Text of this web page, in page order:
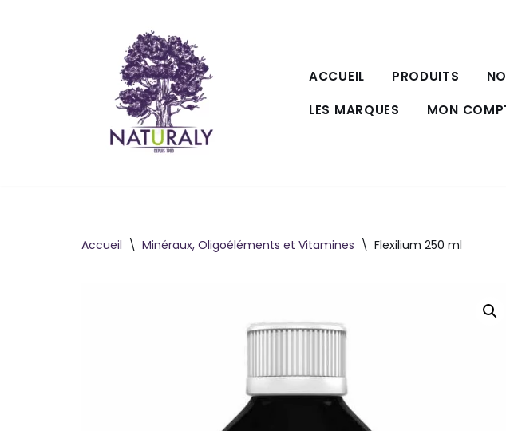
ACCUEIL PRODUITS
LES MARQUES
MON
Accueil \ Minéraux, Oligoéléments et Vitamines \ Flexilium 250 ml